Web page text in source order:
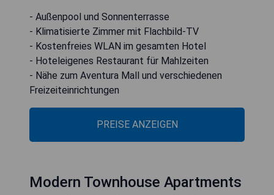
- Außenpool und Sonnenterrasse
- Klimatisierte Zimmer mit Flachbild-TV
- Kostenfreies WLAN im gesamten Hotel
- Hoteleigenes Restaurant für Mahlzeiten
- Nähe zum Aventura Mall und verschiedenen
Freizeiteinrichtungen
PREISE ANZEIGEN
Modern Townhouse Apartments